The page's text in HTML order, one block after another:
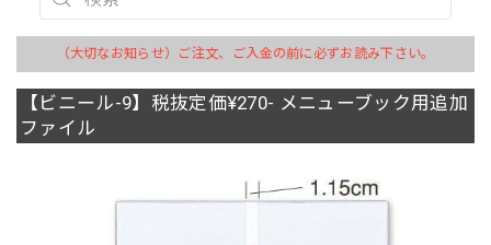
（大切なお知らせ）ご注文、ご入金の前に必ずお読み下さい。
【ビニール-9】税抜定価¥270- メニューブック用追加
ファイル